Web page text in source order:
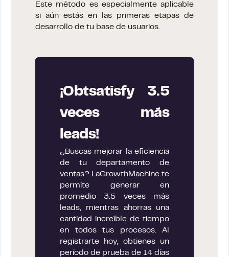
Este método es especialmente aplicable
si aún estás en las primeras etapas de
desarrollo de tu base de usuarios.
¡Obtsatisfy 3.5
veces más
leads!
¿Buscas mejorar la eficiencia
de tu departamento de
ventas? LaGrowthMachine te
permite generar en
promedio 3.5 veces más
leads, mientras ahorras una
cantidad increíble de tiempo
en todos tus procesos. Al
registrarte hoy, obtienes un
período de prueba de 14 días